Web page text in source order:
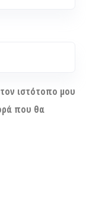
ιστότοπο μου
που θα